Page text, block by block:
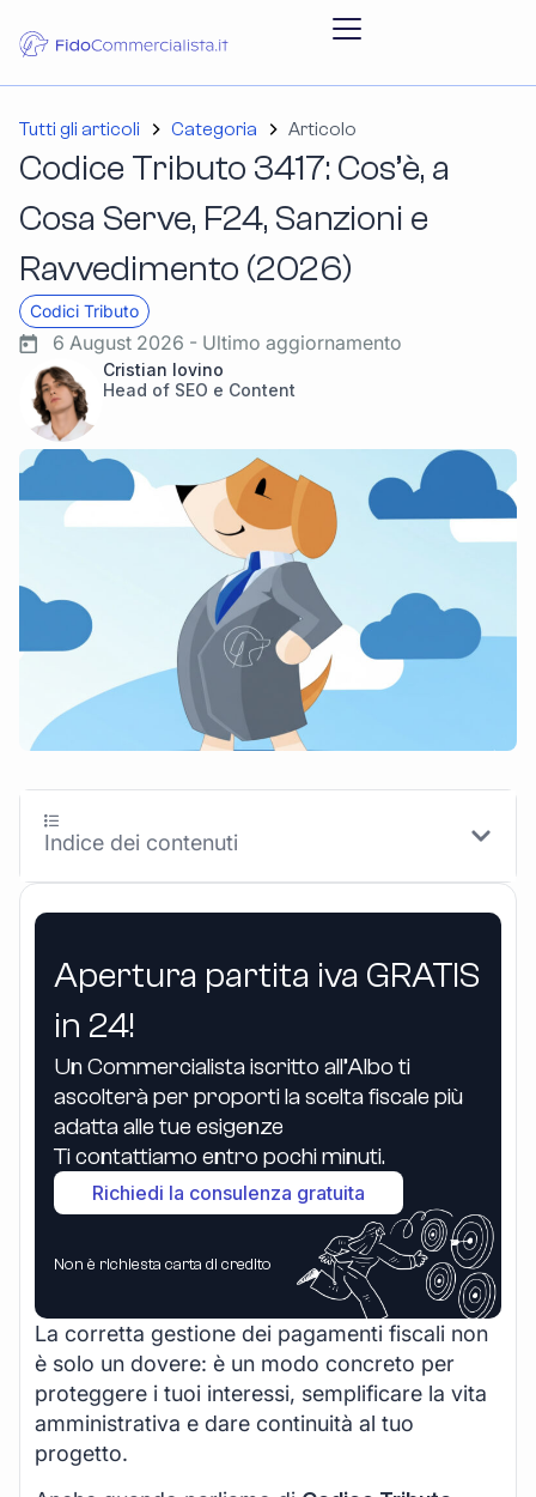
Tutti gli articoli Categoria Articolo
Codice Tributo 3417: Cos’è, a
Cosa Serve, F24, Sanzioni e
Ravvedimento (2026)
Codici Tributo
6 August 2026 - Ultimo aggiornamento
Cristian Iovino
Head of SEO e Content
Apertura partita iva GRATIS
in 24!
Un Commercialista iscritto all’Albo ti
ascolterà per proporti la scelta fiscale più
adatta alle tue esigenze
Ti contattiamo entro pochi minuti.
Richiedi la consulenza gratuita
Non è richiesta carta di credito
La corretta gestione dei pagamenti fiscali non
è solo un dovere: è un modo concreto per
proteggere i tuoi interessi, semplificare la vita
amministrativa e dare continuità al tuo
progetto.
Indice dei contenuti